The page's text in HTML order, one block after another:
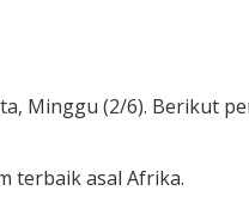
Minggu (2/6). Berikut
terbaik asal Afrika.